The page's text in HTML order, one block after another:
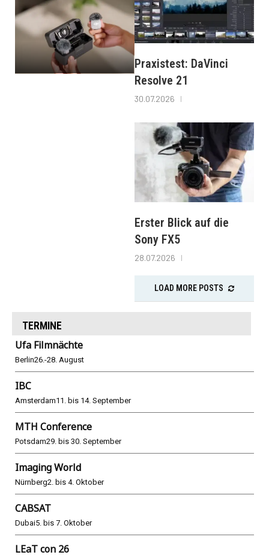
Praxistest: DaVinci
Resolve 21
30.07.2026
Erster Blick auf die
Sony FX5
28.07.2026
LOAD MORE POSTS
TERMINE
Ufa Filmnächte
Berlin26.-28. August
IBC
Amsterdam11. bis 14. September
MTH Conference
Potsdam29. bis 30. September
Imaging World
Nürnberg2. bis 4. Oktober
CABSAT
Dubai5. bis 7. Oktober
LEaT con 26